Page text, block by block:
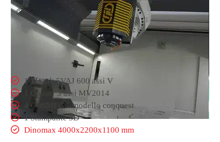
1 Mazak 5VAJ 600 assi V
1 Quaser 3 assi MV2014
4 COSMEC 1 modello conquest
1 Stampante 3D
Dinomax 4000x2200x1100 mm